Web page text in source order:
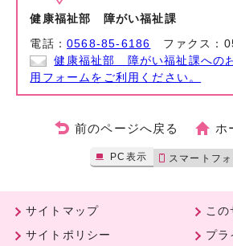
健康福祉部 障がい福祉課
電話：0568-85-6186 ファクス：
健康福祉部 障がい福祉課への
用フォームをご利用ください。
前のページへ戻る ホ
PC表示 スマートフ
サイトマップ
こ
サイトポリシー
プラ